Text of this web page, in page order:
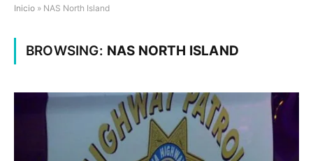
Inicio » NAS North Island
BROWSING: NAS NORTH ISLAND